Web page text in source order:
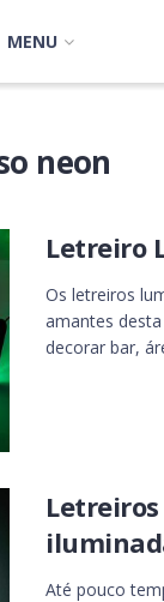
MENU
neon
Letreiro
Os letreiros
amantes
decorar bar,
Até pouco